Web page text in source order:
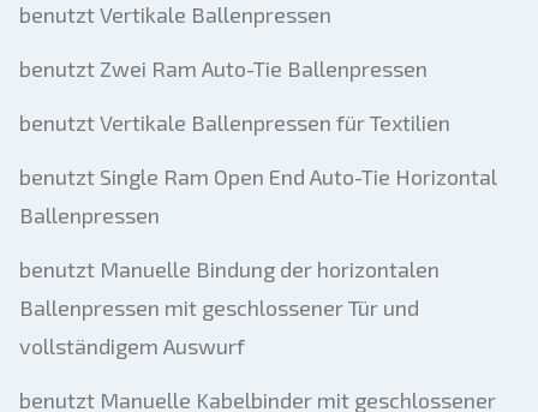
benutzt Vertikale Ballenpressen
benutzt Zwei Ram Auto-Tie Ballenpressen
benutzt Vertikale Ballenpressen für Textilien
benutzt Single Ram Open End Auto-Tie Horizontal
Ballenpressen
benutzt Manuelle Bindung der horizontalen
Ballenpressen mit geschlossener Tür und
vollständigem Auswurf
benutzt Manuelle Kabelbinder mit geschlossener